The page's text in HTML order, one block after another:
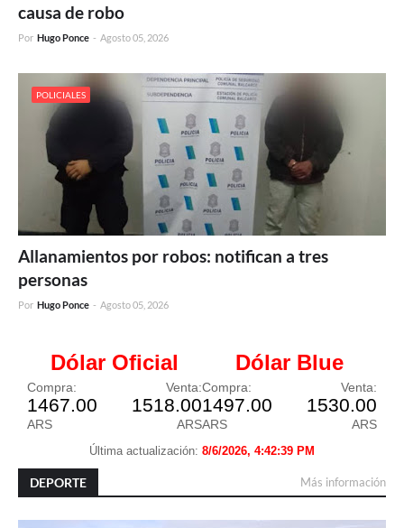
causa de robo
Por Hugo Ponce - Agosto 05, 2026
POLICIALES
Allanamientos por robos: notifican a tres
personas
Por Hugo Ponce - Agosto 05, 2026
DEPORTE Más información